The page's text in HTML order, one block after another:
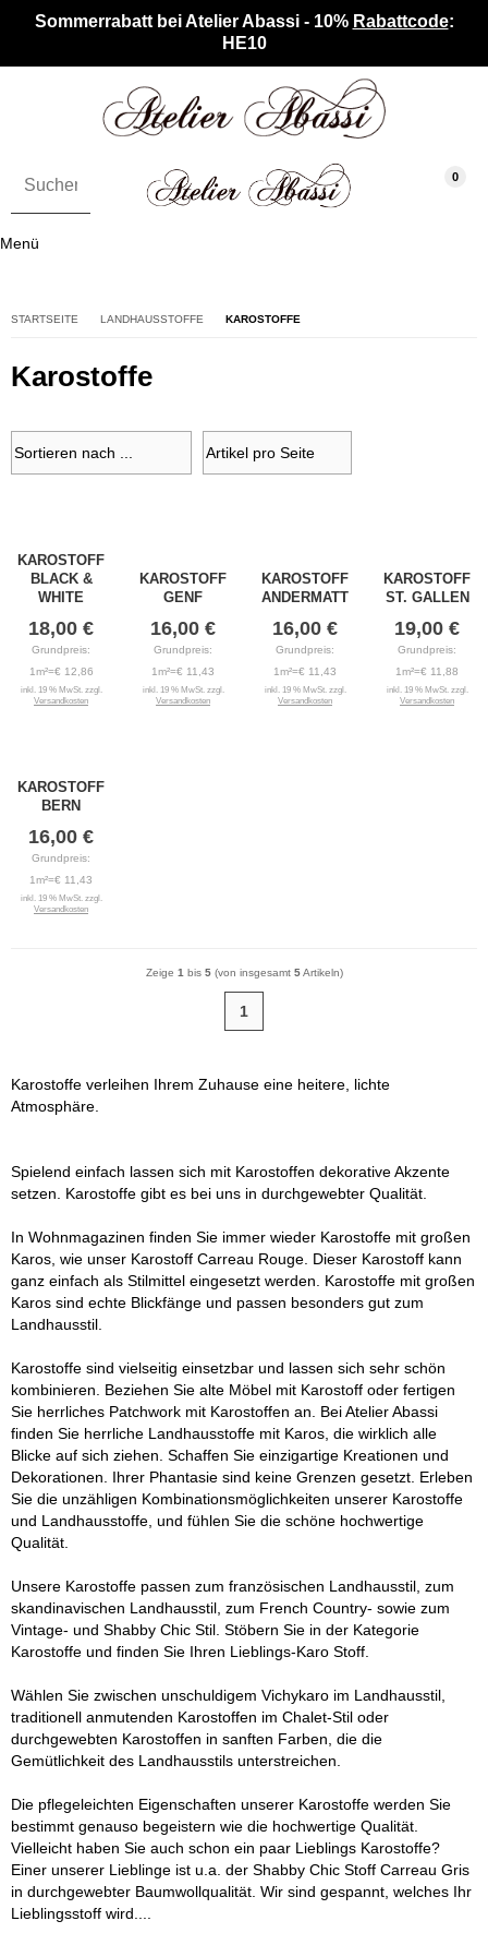
Sommerrabatt bei Atelier Abassi - 10% Rabattcode:
HE10
0
Menü
STARTSEITE LANDHAUSSTOFFE KAROSTOFFE
Karostoffe
KAROSTOFF
BLACK &
WHITE
18,00 €
Grundpreis:
1m²=€ 12,86
inkl. 19 % MwSt. zzgl.
Versandkosten
KAROSTOFF
GENF
16,00 €
Grundpreis:
1m²=€ 11,43
inkl. 19 % MwSt. zzgl.
Versandkosten
KAROSTOFF
ANDERMATT
16,00 €
Grundpreis:
1m²=€ 11,43
inkl. 19 % MwSt. zzgl.
Versandkosten
KAROSTOFF
ST. GALLEN
19,00 €
Grundpreis:
1m²=€ 11,88
inkl. 19 % MwSt. zzgl.
Versandkosten
KAROSTOFF
BERN
16,00 €
Grundpreis:
1m²=€ 11,43
inkl. 19 % MwSt. zzgl.
Versandkosten
Zeige 1 bis 5(von insgesamt 5Artikeln)
1
Karostoffe verleihen Ihrem Zuhause eine heitere, lichte
Atmosphäre.
Spielend einfach lassen sich mit Karostoffen dekorative Akzente
setzen. Karostoffe gibt es bei uns in durchgewebter Qualität.
In Wohnmagazinen finden Sie immer wieder Karostoffe mit großen
Karos, wie unser Karostoff Carreau Rouge. Dieser Karostoff kann
ganz einfach als Stilmittel eingesetzt werden. Karostoffe mit großen
Karos sind echte Blickfänge und passen besonders gut zum
Landhausstil.
Karostoffe sind vielseitig einsetzbar und lassen sich sehr schön
kombinieren. Beziehen Sie alte Möbel mit Karostoff oder fertigen
Sie herrliches Patchwork mit Karostoffen an. Bei Atelier Abassi
finden Sie herrliche Landhausstoffe mit Karos, die wirklich alle
Blicke auf sich ziehen. Schaffen Sie einzigartige Kreationen und
Dekorationen. Ihrer Phantasie sind keine Grenzen gesetzt. Erleben
Sie die unzähligen Kombinationsmöglichkeiten unserer Karostoffe
und Landhausstoffe, und fühlen Sie die schöne hochwertige
Qualität.
Unsere Karostoffe passen zum französischen Landhausstil, zum
skandinavischen Landhausstil, zum French Country- sowie zum
Vintage- und Shabby Chic Stil. Stöbern Sie in der Kategorie
Karostoffe und finden Sie Ihren Lieblings-Karo Stoff.
Wählen Sie zwischen unschuldigem Vichykaro im Landhausstil,
traditionell anmutenden Karostoffen im Chalet-Stil oder
durchgewebten Karostoffen in sanften Farben, die die
Gemütlichkeit des Landhausstils unterstreichen.
Die pflegeleichten Eigenschaften unserer Karostoffe werden Sie
bestimmt genauso begeistern wie die hochwertige Qualität.
Vielleicht haben Sie auch schon ein paar Lieblings Karostoffe?
Einer unserer Lieblinge ist u.a. der Shabby Chic Stoff Carreau Gris
in durchgewebter Baumwollqualität. Wir sind gespannt, welches Ihr
Lieblingsstoff wird....